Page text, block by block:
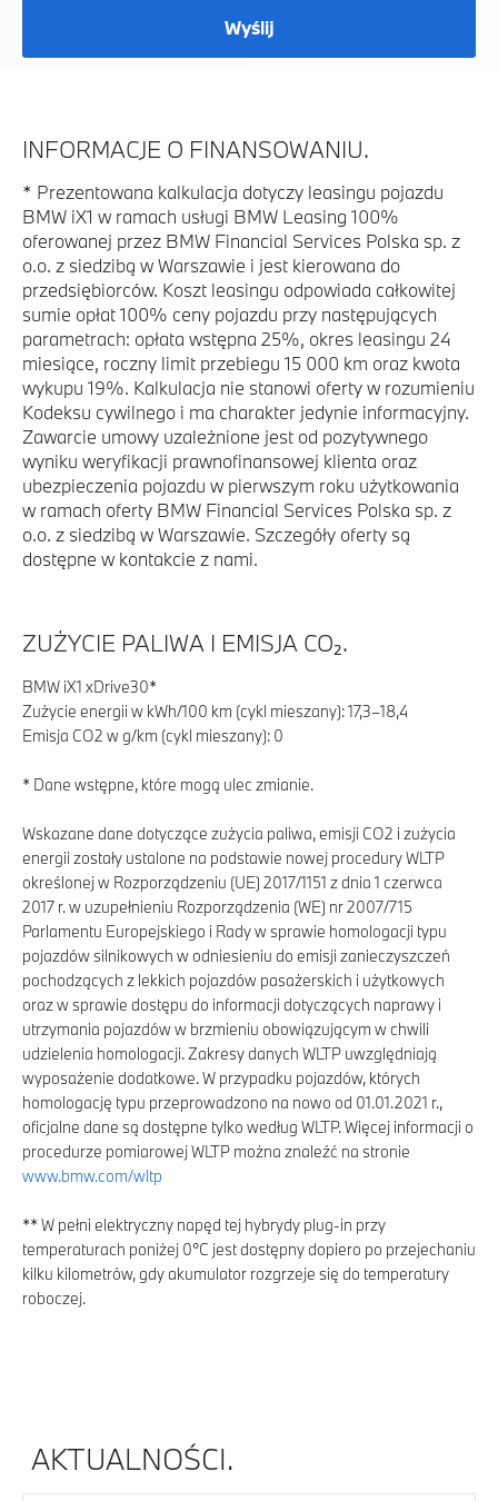
Wyślij
INFORMACJE O FINANSOWANIU.
* Prezentowana kalkulacja dotyczy leasingu pojazdu
BMW iX1 w ramach usługi BMW Leasing 100%
oferowanej przez BMW Financial Services Polska sp. z
o.o. z siedzibą w Warszawie i jest kierowana do
przedsiębiorców. Koszt leasingu odpowiada całkowitej
sumie opłat 100% ceny pojazdu przy następujących
parametrach: opłata wstępna 25%, okres leasingu 24
miesiące, roczny limit przebiegu 15 000 km oraz kwota
wykupu 19%. Kalkulacja nie stanowi oferty w rozumieniu
Kodeksu cywilnego i ma charakter jedynie informacyjny.
Zawarcie umowy uzależnione jest od pozytywnego
wyniku weryfikacji prawnofinansowej klienta oraz
ubezpieczenia pojazdu w pierwszym roku użytkowania
w ramach oferty BMW Financial Services Polska sp. z
o.o. z siedzibą w Warszawie. Szczegóły oferty są
dostępne w kontakcie z nami.
ZUŻYCIE PALIWA I EMISJA CO₂.
BMW iX1 xDrive30*
Zużycie energii w kWh/100 km (cykl mieszany): 17,3–18,4
Emisja CO2 w g/km (cykl mieszany): 0
* Dane wstępne, które mogą ulec zmianie.
Wskazane dane dotyczące zużycia paliwa, emisji CO2 i zużycia
energii zostały ustalone na podstawie nowej procedury WLTP
określonej w Rozporządzeniu (UE) 2017/1151 z dnia 1 czerwca
2017 r. w uzupełnieniu Rozporządzenia (WE) nr 2007/715
Parlamentu Europejskiego i Rady w sprawie homologacji typu
pojazdów silnikowych w odniesieniu do emisji zanieczyszczeń
pochodzących z lekkich pojazdów pasażerskich i użytkowych
oraz w sprawie dostępu do informacji dotyczących naprawy i
utrzymania pojazdów w brzmieniu obowiązującym w chwili
udzielenia homologacji. Zakresy danych WLTP uwzględniają
wyposażenie dodatkowe. W przypadku pojazdów, których
homologację typu przeprowadzono na nowo od 01.01.2021 r.,
oficjalne dane są dostępne tylko według WLTP. Więcej informacji o
procedurze pomiarowej WLTP można znaleźć na stronie
www.bmw.com/wltp
** W pełni elektryczny napęd tej hybrydy plug-in przy
temperaturach poniżej 0°C jest dostępny dopiero po przejechaniu
kilku kilometrów, gdy akumulator rozgrzeje się do temperatury
roboczej.
AKTUALNOŚCI.